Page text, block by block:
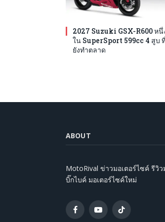
2027 Suzuki GSX-R600 หนึ่
ใน SuperSport 599cc 4 สูบ
ยังทำตลาด
ABOUT
MotoRival ข่าวมอเตอร์ไซค์ รีวิ
บิ๊กไบค์ มอเตอร์ไซค์ใหม่
FacebookYouTubeTikTok